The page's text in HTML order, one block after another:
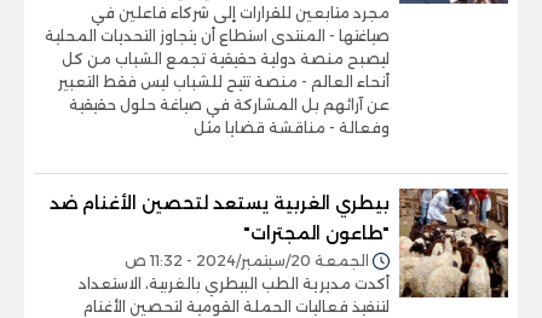
مجرد متابعين للقرارات إلى شركاء فاعلين في
صياغتها - المنتدى استطاع أن يتجاوز التحديات المحلية
ليصبح منصة دولية حقيقية تجمع الشباب من كل
أنحاء العالم - منصة تتيح للشباب ليس فقط التعبير
عن آرائهم بل المشاركة في صياغة حلول حقيقية
وفعالة - مناقشة قضايا مثل
بيطري الغربية يستعد لتحصين الأغنام ضد
"طاعون المجترات"
الجمعة 20/سبتمبر/2024 - 11:32 ص
أكدت مديرية الطب البيطري بالغربية، الاستعداد
لتنفيذ فعاليات الحملة القومية لتحصين الأغنام